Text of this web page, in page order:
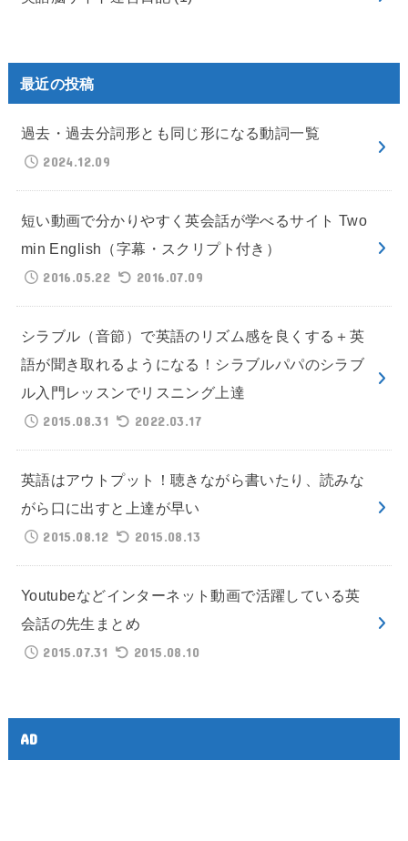
最近の投稿
過去・過去分詞形とも同じ形になる動詞一覧
2024.12.09
短い動画で分かりやすく英会話が学べるサイト Two
min English（字幕・スクリプト付き）
2016.05.22
2016.07.09
シラブル（音節）で英語のリズム感を良くする＋英
語が聞き取れるようになる！シラブルパパのシラブ
ル入門レッスンでリスニング上達
2015.08.31
2022.03.17
英語はアウトプット！聴きながら書いたり、読みな
がら口に出すと上達が早い
2015.08.12
2015.08.13
Youtubeなどインターネット動画で活躍している英
会話の先生まとめ
2015.07.31
2015.08.10
AD